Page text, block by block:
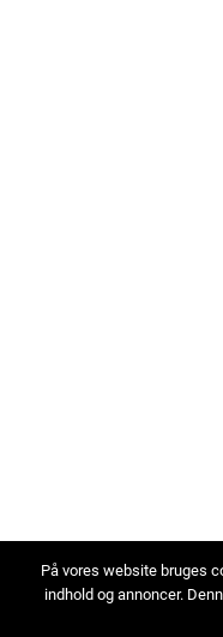
På vores website bruges
indhold og annoncer.